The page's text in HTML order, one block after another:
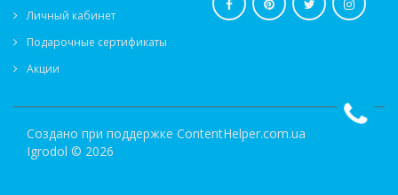
Личный кабинет
Подарочные сертификаты
Акции
Создано при поддержке ContentHelper.com.ua
Igrodol © 2026